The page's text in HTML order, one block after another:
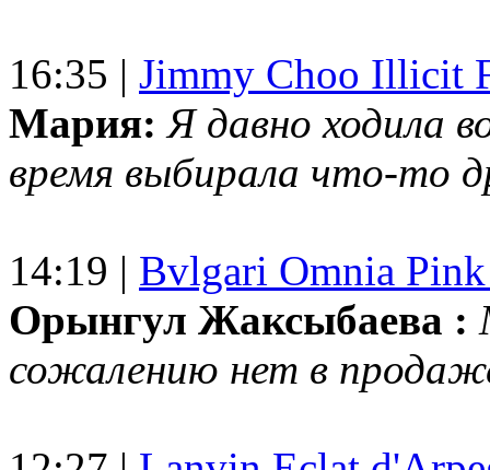
16:35 | Jimmy Choo Illicit
Мария: Я давно ходила
время выбирала что-то
14:19 | Bvlgari Omnia
Орынгул Жаксыбаева :
сожалению нет в